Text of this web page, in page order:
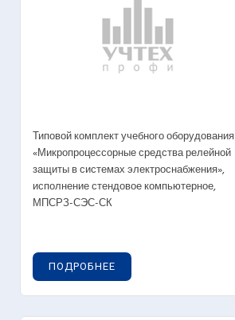
Типовой комплект учебного оборудования
«Микропроцессорные средства релейной
защиты в системах электроснабжения»,
исполнение стендовое компьютерное,
МПСРЗ-СЭС-СК
ПОДРОБНЕЕ